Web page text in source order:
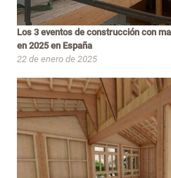
Los 3 eventos de construcción con
en 2025 en España
22 de enero de 2025